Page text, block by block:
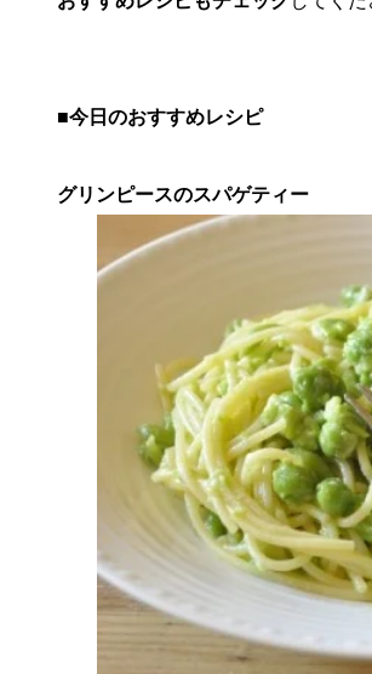
■今日のおすすめレシピ
グリンピースのスパゲティー